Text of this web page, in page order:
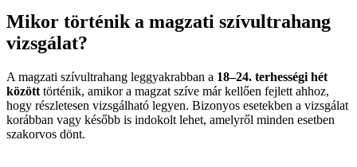
Mikor történik a magzati szívultrahang
vizsgálat?
A magzati szívultrahang leggyakrabban a 18–24. terhességi hét
között történik, amikor a magzat szíve már kellően fejlett ahhoz,
hogy részletesen vizsgálható legyen. Bizonyos esetekben a vizsgálat
korábban vagy később is indokolt lehet, amelyről minden esetben
szakorvos dönt.